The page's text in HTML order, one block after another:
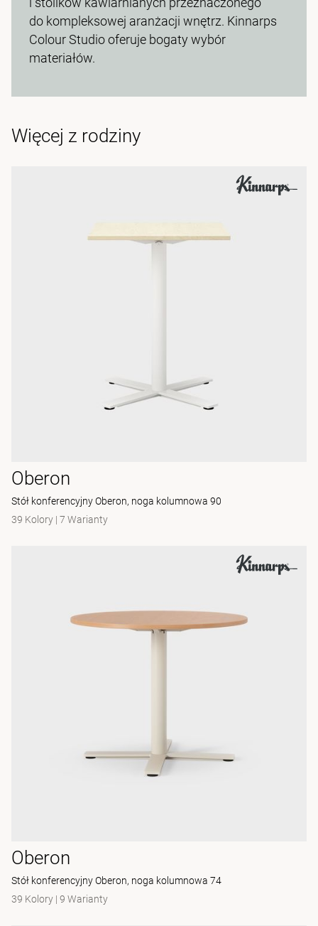
do kompleksowej aranżacji wnętrz. Kinnarps
Colour Studio oferuje bogaty wybór
materiałów.
Więcej z rodziny
Oberon
Stół konferencyjny Oberon, noga kolumnowa 90
39 Kolory | 7 Warianty
Oberon
Stół konferencyjny Oberon, noga kolumnowa 74
39 Kolory | 9 Warianty